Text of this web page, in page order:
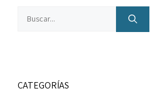
CATEGORÍAS